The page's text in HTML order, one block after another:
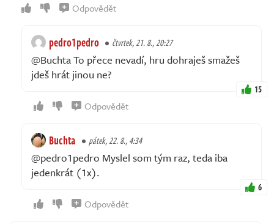
Odpovědět
pedro1pedro čtvrtek, 21. 8., 20:27
@Buchta To přece nevadí, hru dohraješ smažeš
jdeš hrát jinou ne?
15
Odpovědět
Buchta pátek, 22. 8., 4:34
@pedro1pedro Myslel som tým raz, teda iba
jedenkrát (1x).
6
Odpovědět